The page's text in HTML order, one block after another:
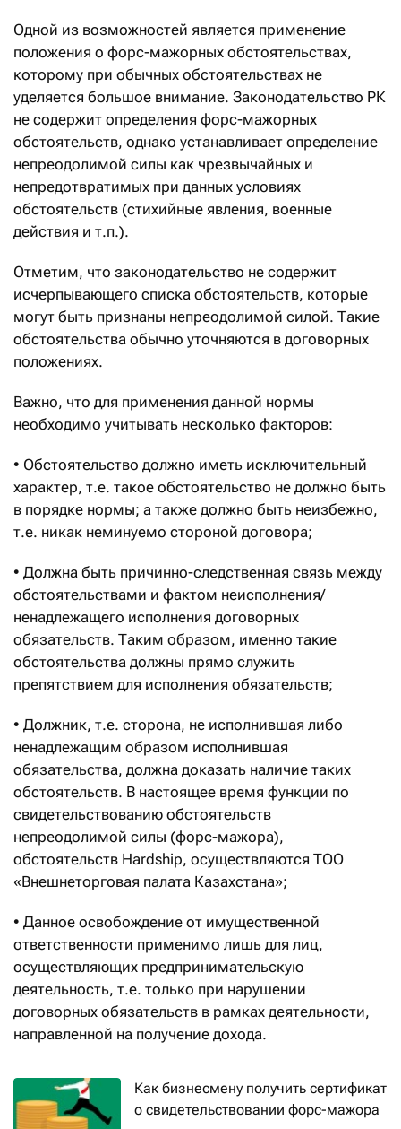
Одной из возможностей является применение
положения о форс-мажорных обстоятельствах,
которому при обычных обстоятельствах не
уделяется большое внимание. Законодательство РК
не содержит определения форс-мажорных
обстоятельств, однако устанавливает определение
непреодолимой силы как чрезвычайных и
непредотвратимых при данных условиях
обстоятельств (стихийные явления, военные
действия и т.п.).
Отметим, что законодательство не содержит
исчерпывающего списка обстоятельств, которые
могут быть признаны непреодолимой силой. Такие
обстоятельства обычно уточняются в договорных
положениях.
Важно, что для применения данной нормы
необходимо учитывать несколько факторов:
• Обстоятельство должно иметь исключительный
характер, т.е. такое обстоятельство не должно быть
в порядке нормы; а также должно быть неизбежно,
т.е. никак неминуемо стороной договора;
• Должна быть причинно-следственная связь между
обстоятельствами и фактом неисполнения/
ненадлежащего исполнения договорных
обязательств. Таким образом, именно такие
обстоятельства должны прямо служить
препятствием для исполнения обязательств;
• Должник, т.е. сторона, не исполнившая либо
ненадлежащим образом исполнившая
обязательства, должна доказать наличие таких
обстоятельств. В настоящее время функции по
свидетельствованию обстоятельств
непреодолимой силы (форс-мажора),
обстоятельств Hardship, осуществляются ТОО
«Внешнеторговая палата Казахстана»;
• Данное освобождение от имущественной
ответственности применимо лишь для лиц,
осуществляющих предпринимательскую
деятельность, т.е. только при нарушении
договорных обязательств в рамках деятельности,
направленной на получение дохода.
Как бизнесмену получить сертификат
о свидетельствовании форс-мажора